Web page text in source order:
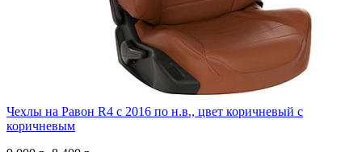
Чехлы на Равон R4 с 2016 по н.в., цвет коричневый с
коричневым